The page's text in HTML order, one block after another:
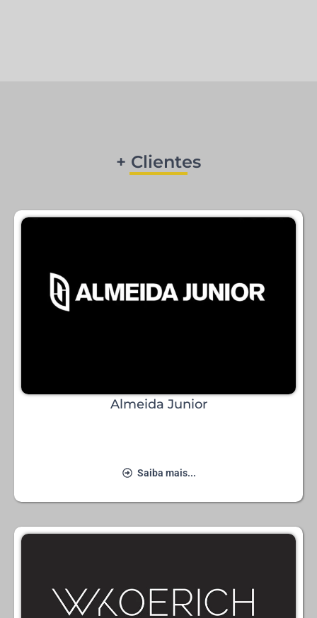
+ Clientes
Almeida Junior
Saiba mais...